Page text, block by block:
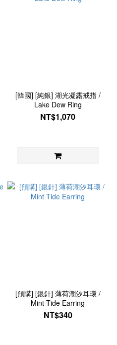
[韓國] [純銀] 湖光凝露戒指 /
Lake Dew Ring
NT$1,070
[預購] [銀針] 薄荷潮汐耳環 /
Mint Tide Earring
NT$340